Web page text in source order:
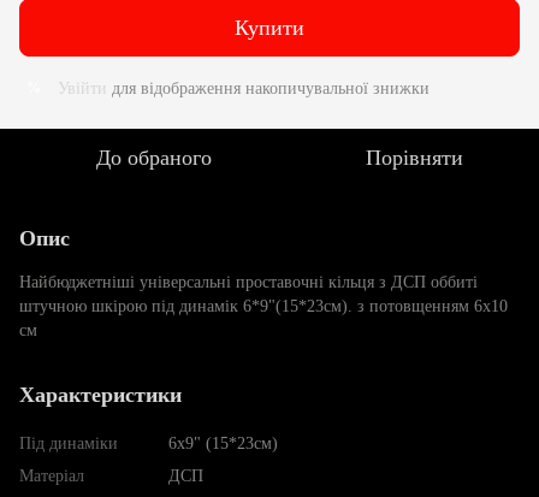
Купити
Увійти для відображення накопичувальної знижки
До обраного Порівняти
Опис
Найбюджетніші універсальні проставочні кільця з ДСП оббиті
штучною шкірою під динамік 6*9"(15*23см). з потовщенням 6х10
см
Характеристики
Під динаміки
6x9" (15*23см)
Матеріал
ДСП